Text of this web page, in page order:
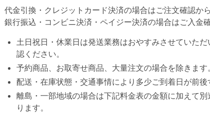
代金引換・クレジットカード決済の場合はご注文確認か
銀行振込・コンビニ決済・ペイジー決済の場合はご入金
土日祝日・休業日は発送業務はおやすみさせていた
認ください。
予約商品、お取寄せ商品、大量注文の場合を除きます。
配送・在庫状態・交通事情により多少ご到着日が前後
離島・一部地域の場合は下記料金表の金額に加えて
ります。